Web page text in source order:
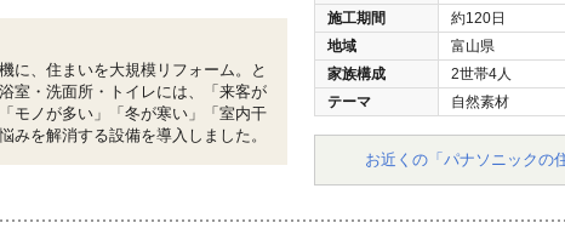
施工期間
約120日
地域
富山県
家族構成
2世帯4人
テーマ
自然素材
お近くの「パナソニックの
に、住まいを大規模リフォーム。と
室・洗面所・トイレには、「来客が
モノが多い」「冬が寒い」「室内干
みを解消する設備を導入しました。